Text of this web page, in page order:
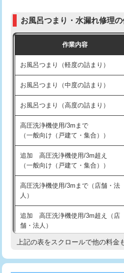
交換・取付（普通便座）
交換・取付（温水洗浄便座）
交換・取付(単水栓（壁付・デッキ
式）)
交換・取付(混合水栓（壁付・デッキ
式・ワンホール）)
交換・取付(排水栓・排水トラップ
（P/S/ポップアップ））
交換・取付（その他部品）
持込商品取付（単水栓）
持込商品取付（混合水栓）
持込商品取付（浄水器・分岐水栓）
持込商品取付（温水洗浄便座）
持込商品取付（普通便座⇔温水洗浄
お風呂つまり・水漏れ修理
作業内容
お風呂つまり（軽度の詰まり）
お風呂つまり（中度の詰まり）
お風呂つまり（高度の詰まり）
高圧洗浄機使用/3mまで
（一般向け（戸建て・集合））
追加 高圧洗浄機使用/3m超え
（一般向け（戸建て・集合））
高圧洗浄機使用/3mまで（店舗・法
人）
追加 高圧洗浄機使用/3m超え（店
舗・法人）
高度高圧洗浄換
上記の表をスクロールで他の料金